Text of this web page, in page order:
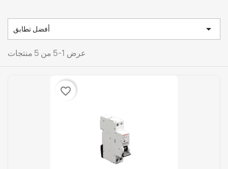
أفضل تطابق 
عرض 1-5 من 5 منتجات
favorite_border